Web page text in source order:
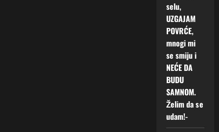
selu,
UZGAJAM
POVRĆE,
mnogi mi
se smiju i
NEĆE DA
BUDU
SAMNOM.
Želim da se
udam!-